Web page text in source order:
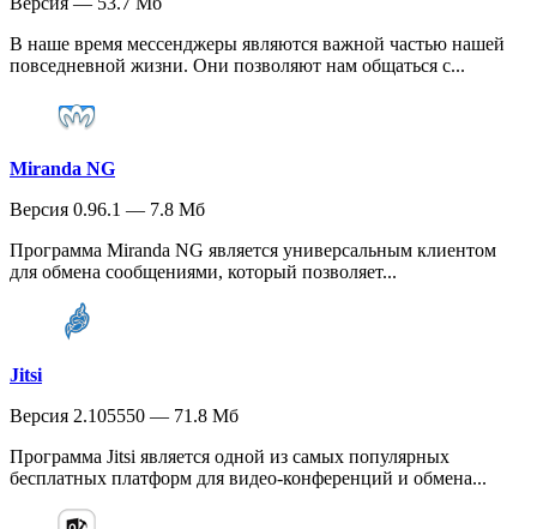
В наше время мессенджеры являются важной частью нашей
повседневной жизни. Они позволяют нам общаться с...
Miranda NG
Версия 0.96.1 — 7.8 Мб
Программа Miranda NG является универсальным клиентом
для обмена сообщениями, который позволяет...
Jitsi
Версия 2.105550 — 71.8 Мб
Программа Jitsi является одной из самых популярных
бесплатных платформ для видео-конференций и обмена...